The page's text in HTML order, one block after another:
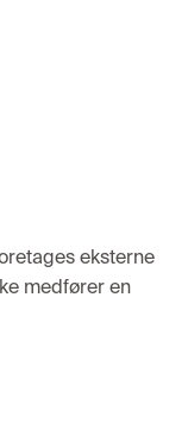
eksterne
medfører en